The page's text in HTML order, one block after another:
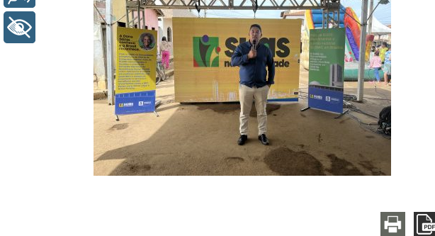
+ Acessibilidade